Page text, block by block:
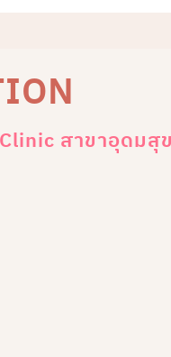
สาขาอุดมสุข